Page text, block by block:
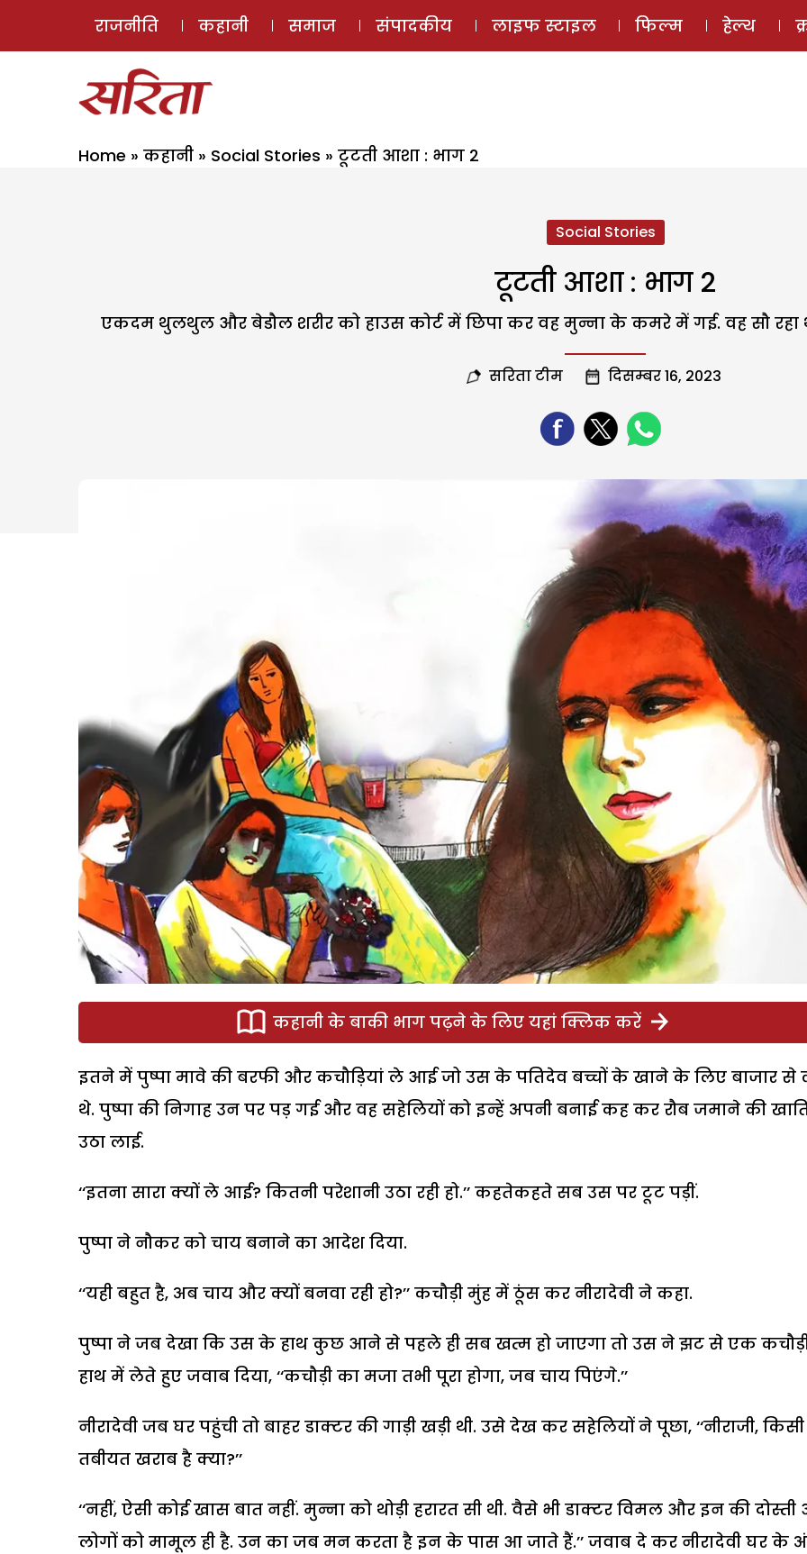
ई-मैगज़ीन
राजनीति कहानी समाज संपादकीय लाइफ स्टाइल फिल्म हेल्थ
Home » कहानी » Social Stories » टूटती आशा : भाग 2
Social Stories
टूटती आशा : भाग 2
एकदम थुलथुल और बेडौल शरीर को हाउस कोर्ट में छिपा कर वह मुन्ना के कमरे में गई. वह सौ रहा
सरिता टीम दिसम्बर 16, 2023
कहानी के बाकी भाग पढ़ने के लिए यहां क्लिक करें
इतने में पुष्पा मावे की बरफी और कचौड़ियां ले आई जो उस के पतिदेव बच्चों के खाने के लिए बाजार से
थे. पुष्पा की निगाह उन पर पड़ गई और वह सहेलियों को इन्हें अपनी बनाई कह कर रौब जमाने की
उठा लाई.
‘‘इतना सारा क्यों ले आई? कितनी परेशानी उठा रही हो.’’ कहतेकहते सब उस पर टूट पड़ीं.
पुष्पा ने नौकर को चाय बनाने का आदेश दिया.
‘‘यही बहुत है, अब चाय और क्यों बनवा रही हो?’’ कचौड़ी मुंह में ठूंस कर नीरादेवी ने कहा.
पुष्पा ने जब देखा कि उस के हाथ कुछ आने से पहले ही सब खत्म हो जाएगा तो उस ने झट से एक
हाथ में लेते हुए जवाब दिया, ‘‘कचौड़ी का मजा तभी पूरा होगा, जब चाय पिएंगे.’’
नीरादेवी जब घर पहुंची तो बाहर डाक्टर की गाड़ी खड़ी थी. उसे देख कर सहेलियों ने पूछा, ‘‘नीराजी,
तबीयत खराब है क्या?’’
‘‘नहीं, ऐसी कोई खास बात नहीं. मुन्ना को थोड़ी हरारत सी थी. वैसे भी डाक्टर विमल और इन की
लोगों को मामूल ही है. उन का जब मन करता है इन के पास आ जाते हैं.’’ जवाब दे कर नीरादेवी घर के